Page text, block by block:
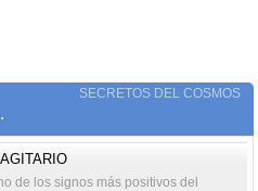
SECRETOS DEL COSMOS
de los signos más positivos del